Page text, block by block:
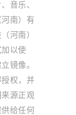
音乐、
南）有
河南）
以使
镜像。
权，并
源正观
给任何